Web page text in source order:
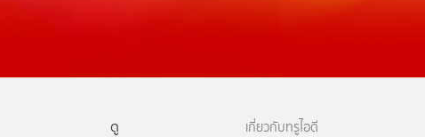
ดู เกี่ยวกับทรูไอดี